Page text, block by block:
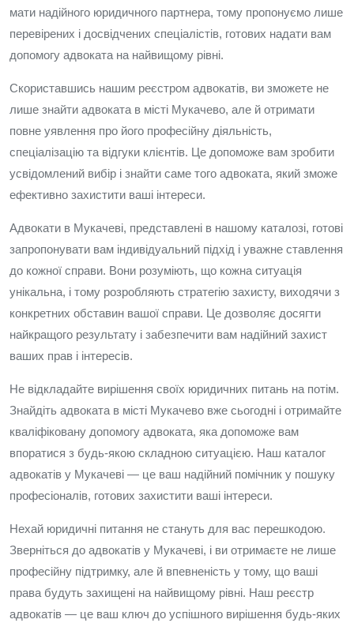
мати надійного юридичного партнера, тому пропонуємо лише
перевірених і досвідчених спеціалістів, готових надати вам
допомогу адвоката на найвищому рівні.
Скориставшись нашим реєстром адвокатів, ви зможете не
лише знайти адвоката в місті Мукачево, але й отримати
повне уявлення про його професійну діяльність,
спеціалізацію та відгуки клієнтів. Це допоможе вам зробити
усвідомлений вибір і знайти саме того адвоката, який зможе
ефективно захистити ваші інтереси.
Адвокати в Мукачеві, представлені в нашому каталозі, готові
запропонувати вам індивідуальний підхід і уважне ставлення
до кожної справи. Вони розуміють, що кожна ситуація
унікальна, і тому розробляють стратегію захисту, виходячи з
конкретних обставин вашої справи. Це дозволяє досягти
найкращого результату і забезпечити вам надійний захист
ваших прав і інтересів.
Не відкладайте вирішення своїх юридичних питань на потім.
Знайдіть адвоката в місті Мукачево вже сьогодні і отримайте
кваліфіковану допомогу адвоката, яка допоможе вам
впоратися з будь-якою складною ситуацією. Наш каталог
адвокатів у Мукачеві — це ваш надійний помічник у пошуку
професіоналів, готових захистити ваші інтереси.
Нехай юридичні питання не стануть для вас перешкодою.
Зверніться до адвокатів у Мукачеві, і ви отримаєте не лише
професійну підтримку, але й впевненість у тому, що ваші
права будуть захищені на найвищому рівні. Наш реєстр
адвокатів — це ваш ключ до успішного вирішення будь-яких